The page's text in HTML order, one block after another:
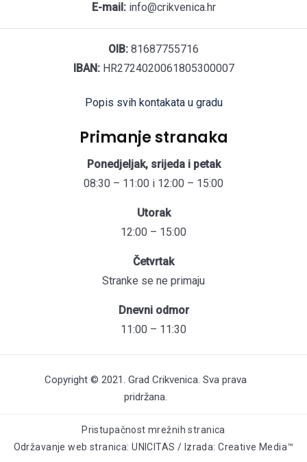
E-mail:info@crikvenica.hr
OIB: 81687755716
IBAN:HR2724020061805300007
Popis svih kontakata u gradu
Primanje stranaka
Ponedjeljak, srijeda i petak
08:30 – 11:00 i 12:00 – 15:00
Utorak
12:00 – 15:00
Četvrtak
Stranke se ne primaju
Dnevni odmor
11:00 – 11:30
Copyright © 2021. Grad Crikvenica. Sva prava
pridržana.
Pristupačnost mrežnih stranica
Održavanje web stranica: UNICITAS / Izrada: Creative Media™